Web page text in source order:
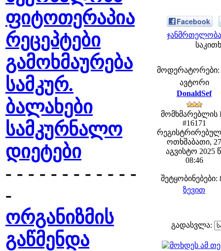
ფიტოთერაპია
რეცეპტები
გამოხმაურება
სამკურ.
ბალახები
სამკურნალო
დიეტები
- - - - - - - - - - - -
-
ორგანიზმის
გაწმენდა
Facebook
მოდერატორები:
ავტორი
DonaldSef
მომხმარებლის
#16171
ოთხშაბათი, 27
აგვისტო 2025
08:46
შეტყობინებები:
ზევით
გადასვლა: